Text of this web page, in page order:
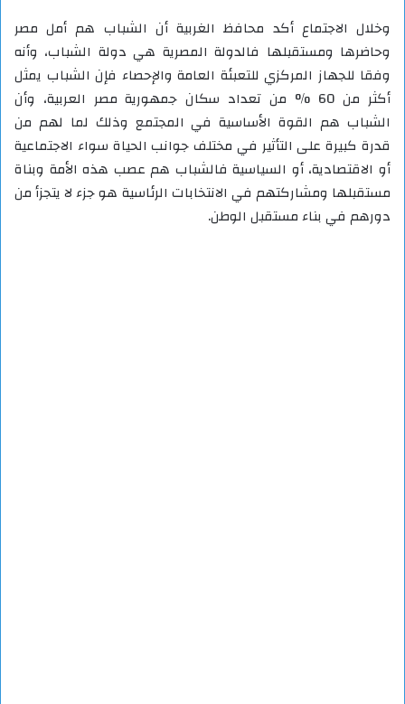
وخلال الاجتماع أكد محافظ الغربية أن الشباب هم أمل مصر
وحاضرها ومستقبلها فالدولة المصرية هي دولة الشباب، وأنه
وفقا للجهاز المركزي للتعبئة العامة والإحصاء فإن الشباب يمثل
أكثر من 60 % من تعداد سكان جمهورية مصر العربية، وأن
الشباب هم القوة الأساسية في المجتمع وذلك لما لهم من
قدرة كبيرة على التأثير في مختلف جوانب الحياة سواء الاجتماعية
أو الاقتصادية، أو السياسية فالشباب هم عصب هذه الأمة وبناة
مستقبلها ومشاركتهم في الانتخابات الرئاسية هو جزء لا يتجزأ من
دورهم في بناء مستقبل الوطن.